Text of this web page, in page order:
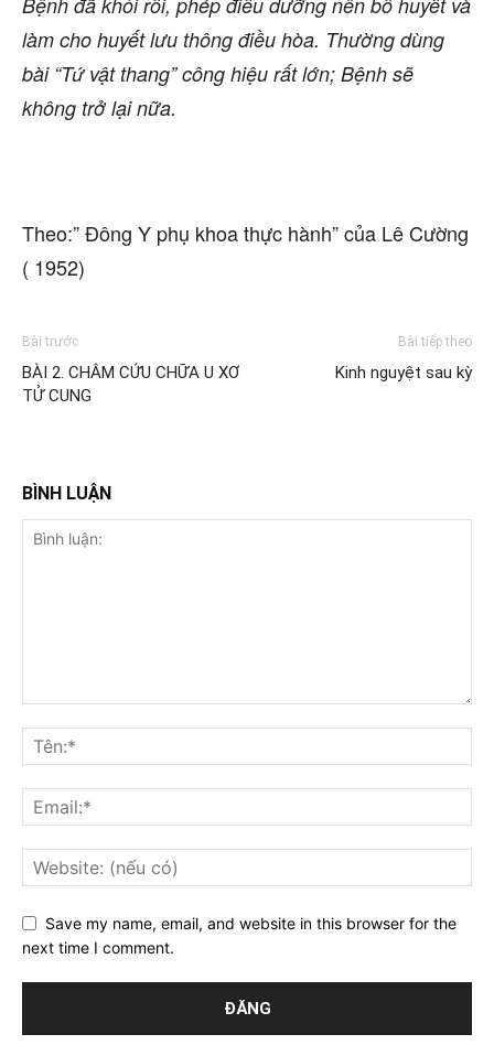
làm cho huyết lưu thông điều hòa. Thường dùng
bài “Tứ vật thang” công hiệu rất lớn; Bệnh sẽ
không trở lại nữa.
Theo:” Đông Y phụ khoa thực hành” của Lê Cường
( 1952)
Bài trước
BÀI 2. CHÂM CỨU CHỮA U XƠ
TỬ CUNG
Bài tiếp theo
Kinh nguyệt sau kỳ
BÌNH LUẬN
Save my name, email, and website in this browser for the
next time I comment.